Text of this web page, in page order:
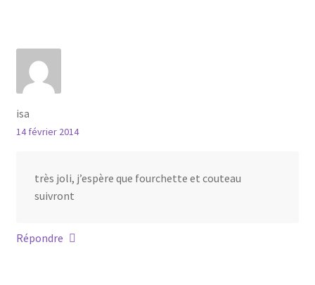
isa
14 février 2014
très joli, j’espère que fourchette et couteau
suivront
Répondre